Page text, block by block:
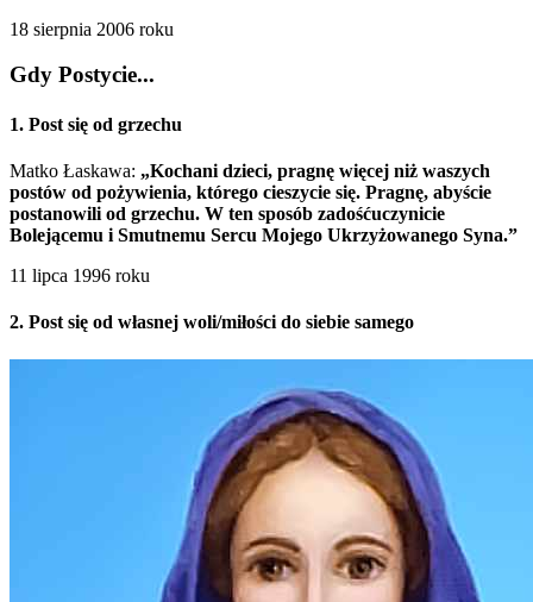
18 sierpnia 2006 roku
Gdy Postycie...
1. Post się od grzechu
Matko Łaskawa: „Kochani dzieci, pragnę więcej niż waszych
postów od pożywienia, którego cieszycie się. Pragnę, abyście
postanowili od grzechu. W ten sposób zadośćuczynicie
Bolejącemu i Smutnemu Sercu Mojego Ukrzyżowanego Syna.”
11 lipca 1996 roku
2. Post się od własnej woli/miłości do siebie samego